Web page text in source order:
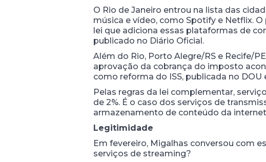
O Rio de Janeiro entrou na lista das
música e vídeo, como Spotify e Netflix.
lei que adiciona essas plataformas de
publicado no Diário Oficial.
Além do Rio, Porto Alegre/RS e Recife/
aprovação da cobrança do imposto
como reforma do ISS, publicada no DOU
Pelas regras da lei complementar,
de 2%. É o caso dos serviços de
armazenamento de conteúdo da
Legitimidade
Em fevereiro, Migalhas conversou com
serviços de streaming?